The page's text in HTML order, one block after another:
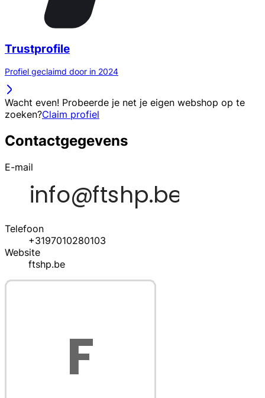
Trustprofile
Profiel geclaimd door in 2024
Wacht even! Probeerde je net je eigen webshop op te
zoeken?Claim profiel
Contactgegevens
E-mail
Telefoon
+3197010280103
Website
ftshp.be